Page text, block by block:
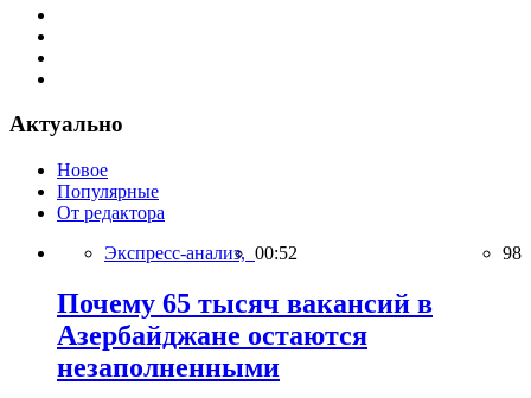
Актуально
Новое
Популярные
От редактора
Экспресс-анализ, 00:52 98
Почему 65 тысяч вакансий в
Азербайджане остаются
незаполненными